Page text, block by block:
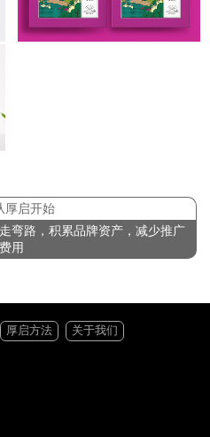
厚启开始
弯路，积累品牌资产，减少推广
费用
厚启方法 关于我们